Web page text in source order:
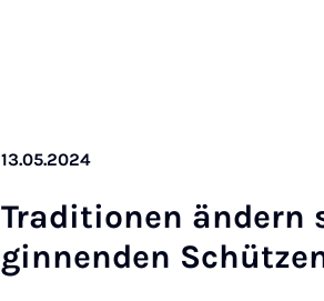
13.05.2024
Tra­di­tion­en
ginnenden